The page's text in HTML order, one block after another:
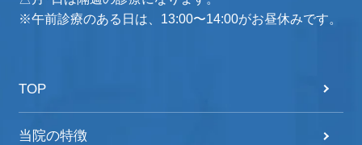
※午前診療のある日は、13:00〜14:00がお昼休みです。
TOP
当院の特徴